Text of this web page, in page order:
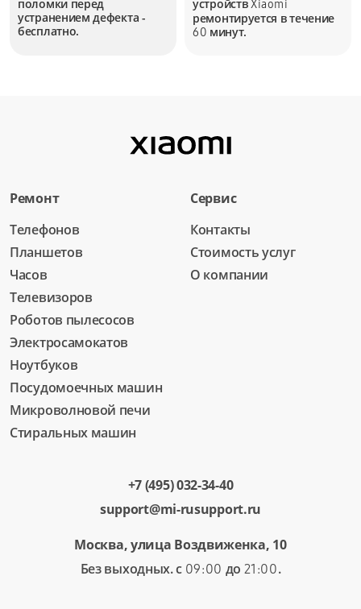
поломки перед
устранением дефекта -
бесплатно.
устройствXiaomi
ремонтируется в течение
60 минут.
Ремонт
Телефонов
Планшетов
Часов
Телевизоров
Роботов пылесосов
Электросамокатов
Ноутбуков
Посудомоечных машин
Микроволновой печи
Стиральных машин
Сервис
Контакты
Стоимость услуг
О компании
+7 (495) 032-34-40
support@mi-rusupport.ru
Москва, улица Воздвиженка, 10
Без выходных. с 09:00 до 21:00.